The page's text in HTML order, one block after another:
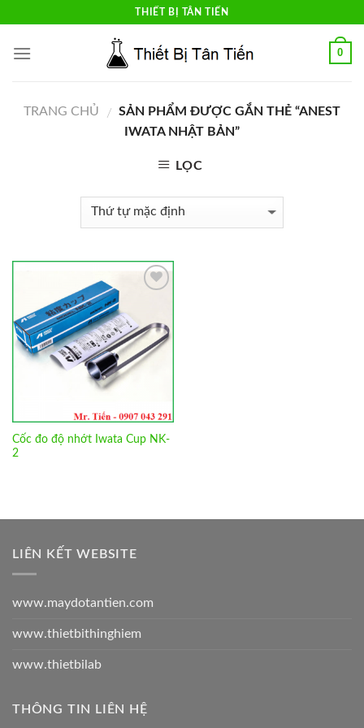
content
THIẾT BỊ TÂN TIẾN
0
TRANG CHỦ / SẢN PHẨM ĐƯỢC GẮN THẺ “ANEST
IWATA NHẬT BẢN”
LỌC
Cốc đo độ nhớt Iwata Cup NK-
2
LIÊN KẾT WEBSITE
www.maydotantien.com
www.thietbithinghiem
www.thietbilab
THÔNG TIN LIÊN HỆ